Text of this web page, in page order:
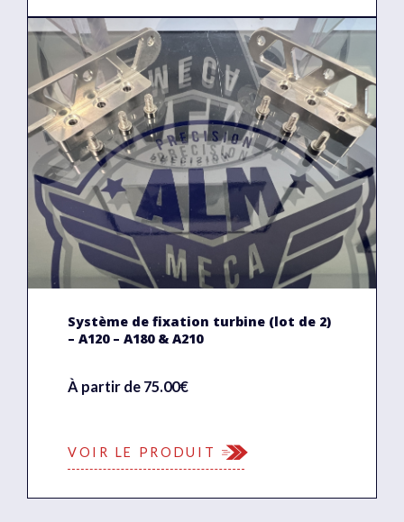
Système de fixation turbine (lot de 2)
– A120 – A180 & A210
À partir de 75.00€
VOIR LE PRODUIT